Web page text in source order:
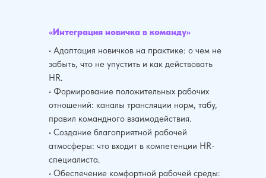
• Адаптация новичков на практике: о чем не
забыть, что не упустить и как действовать
HR.
• Формирование положительных рабочих
отношений: каналы трансляции норм, табу,
правил командного взаимодействия.
• Создание благоприятной рабочей
атмосферы: что входит в компетенции HR-
специалиста.
• Обеспечение комфортной рабочей среды:
«Интеграция новичка в команду»